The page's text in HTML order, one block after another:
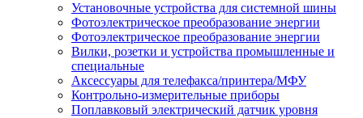
Установочные устройства для системной шины
Фотоэлектрическое преобразование энергии
Фотоэлектрическое преобразование энергии
Вилки, розетки и устройства промышленные и
специальные
Аксессуары для телефакса/принтера/МФУ
Контрольно-измерительные приборы
Поплавковый электрический датчик уровня